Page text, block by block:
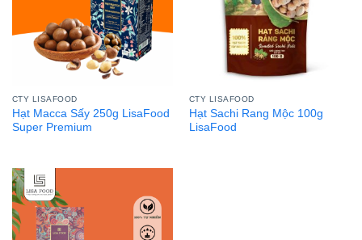
CTY LISAFOOD
Hạt Macca Sấy 250g LisaFood
Super Premium
CTY LISAFOOD
Hạt Sachi Rang Mộc 100g
LisaFood